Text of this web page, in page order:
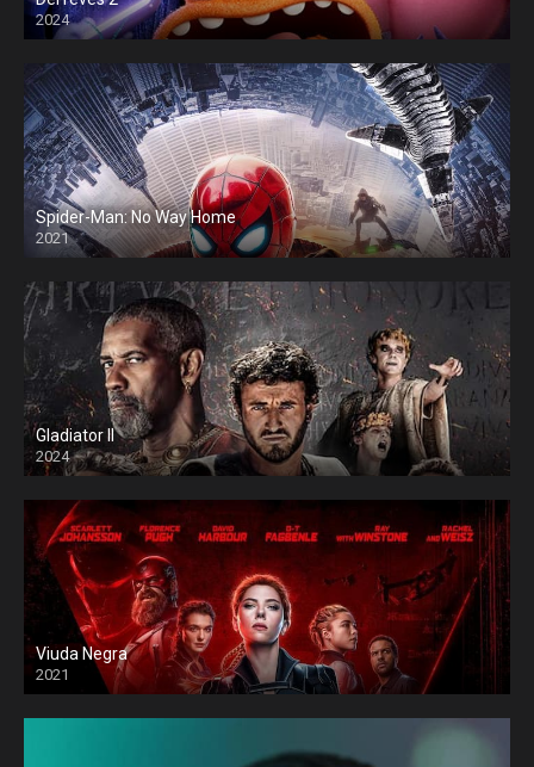
2024
Spider-Man: No Way Home
2021
Gladiator II
2024
Viuda Negra
2021